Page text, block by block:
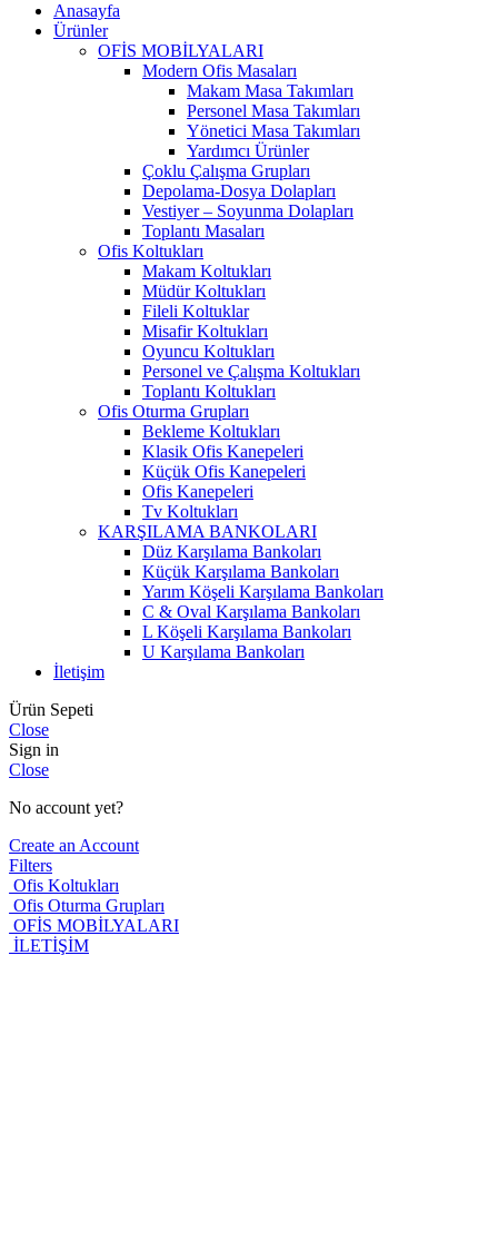
Anasayfa
Ürünler
OFİS MOBİLYALARI
Modern Ofis Masaları
Makam Masa Takımları
Personel Masa Takımları
Yönetici Masa Takımları
Yardımcı Ürünler
Çoklu Çalışma Grupları
Depolama-Dosya Dolapları
Vestiyer – Soyunma Dolapları
Toplantı Masaları
Ofis Koltukları
Makam Koltukları
Müdür Koltukları
Fileli Koltuklar
Misafir Koltukları
Oyuncu Koltukları
Personel ve Çalışma Koltukları
Toplantı Koltukları
Ofis Oturma Grupları
Bekleme Koltukları
Klasik Ofis Kanepeleri
Küçük Ofis Kanepeleri
Ofis Kanepeleri
Tv Koltukları
KARŞILAMA BANKOLARI
Düz Karşılama Bankoları
Küçük Karşılama Bankoları
Yarım Köşeli Karşılama Bankoları
C & Oval Karşılama Bankoları
L Köşeli Karşılama Bankoları
U Karşılama Bankoları
İletişim
Ürün Sepeti
Close
Sign in
Close
No account yet?
Create an Account
Filters
Ofis Koltukları
Ofis Oturma Grupları
OFİS MOBİLYALARI
İLETİŞİM